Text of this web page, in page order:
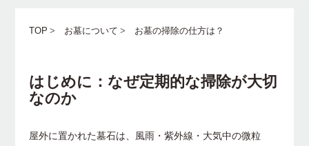
TOP お墓について お墓の掃除の仕方は？
はじめに：なぜ定期的な掃除が大切
なのか
屋外に置かれた墓石は、風雨・紫外線・大気中の微粒